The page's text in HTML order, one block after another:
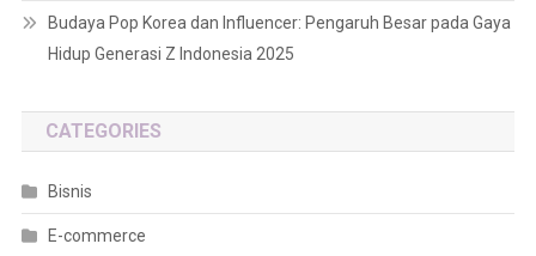
Budaya Pop Korea dan Influencer: Pengaruh Besar pada Gaya
Hidup Generasi Z Indonesia 2025
CATEGORIES
Bisnis
E-commerce